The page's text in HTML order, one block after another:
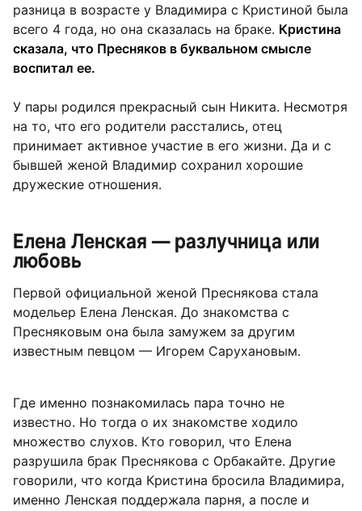
разница в возрасте у Владимира с Кристиной была
всего 4 года, но она сказалась на браке. Кристина
сказала, что Пресняков в буквальном смысле
воспитал ее.
У пары родился прекрасный сын Никита. Несмотря
на то, что его родители расстались, отец
принимает активное участие в его жизни. Да и с
бывшей женой Владимир сохранил хорошие
дружеские отношения.
Елена Ленская — разлучница или
любовь
Первой официальной женой Преснякова стала
модельер Елена Ленская. До знакомства с
Пресняковым она была замужем за другим
известным певцом — Игорем Сарухановым.
Где именно познакомилась пара точно не
известно. Но тогда о их знакомстве ходило
множество слухов. Кто говорил, что Елена
разрушила брак Преснякова с Орбакайте. Другие
говорили, что когда Кристина бросила Владимира,
именно Ленская поддержала парня, а после и